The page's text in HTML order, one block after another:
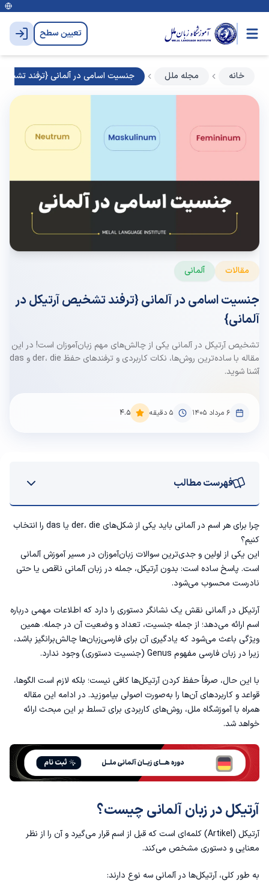
تعیین سطح
خانه مجله ملل جنسیت اسامی در آلمانی {ترفند تشخیص
مقالات آلمانی
جنسیت اسامی در آلمانی {ترفند تشخیص آرتیکل در
آلمانی}
تشخیص آرتیکل در آلمانی یکی از چالش‌های مهم زبان‌آموزان است! در این
مقاله با ساده‌ترین روش‌ها، نکات کاربردی و ترفندهای حفظ der، die و das
آشنا شوید.
۶ مرداد ۱۴۰۵ 5 دقیقه 4.5
فهرست مطالب
آرتیکل در زبان آلمانی چیست؟
آرتیکل معین (Definite Article)
2. آرتیکل نامعین (Indefinite Article)
3. آرتیکل صفر (Zero Article)
چرا باید آرتیکل آلمانی را یاد بگیریم؟
1. مذکر (Maskulinum):
2. مونث (Femininum):
3. مذکر/مونث (Neutrum):
ارتباط آرتیکل با Nominativ (حالت فاعلی)
تأثیر آرتیکل بر Adjektiv (صفت)
تأثیر آرتیکل بر Pronomen (ضمیر)
جدول نمونه اسامی بر اساس جنسیت
چرا برای هر اسم در آلمانی باید یکی از شکل‌های der، die یا das را انتخاب
کنیم؟
این یکی از اولین و جدی‌ترین سوالات زبان‌آموزان در مسیر آموزش آلمانی
است. پاسخ ساده است: بدون آرتیکل، جمله در زبان آلمانی ناقص یا حتی
نادرست محسوب می‌شود.
آرتیکل در آلمانی نقش یک نشانگر دستوری را دارد که اطلاعات مهمی درباره
اسم ارائه می‌دهد؛ از جمله جنسیت، تعداد و وضعیت آن در جمله. همین
ویژگی باعث می‌شود که یادگیری آن برای فارسی‌زبان‌ها چالش‌برانگیز باشد،
زیرا در زبان فارسی مفهوم Genus (جنسیت دستوری) وجود ندارد.
با این حال، صرفاً حفظ کردن آرتیکل‌ها کافی نیست؛ بلکه لازم است الگوها،
قواعد و کاربردهای آن‌ها را به‌صورت اصولی بیاموزید. در ادامه این مقاله
همراه باآموزشگاه ملل، روش‌های کاربردی برای تسلط بر این مبحث ارائه
خواهد شد.
آرتیکل در زبان آلمانی چیست؟
آرتیکل (Artikel) کلمه‌ای است که قبل از اسم قرار می‌گیرد و آن را از نظر
معنایی و دستوری مشخص می‌کند.
به طور کلی، آرتیکل‌ها در آلمانی سه نوع دارند: